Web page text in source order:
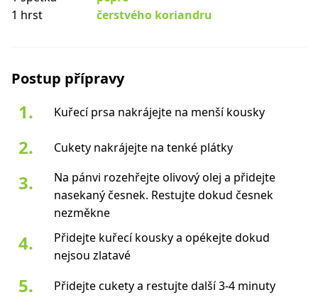
1 hrst
čerstvého koriandru
Postup přípravy
Kuřecí prsa nakrájejte na menší kousky
Cukety nakrájejte na tenké plátky
Na pánvi rozehřejte olivový olej a přidejte
nasekaný česnek. Restujte dokud česnek
nezměkne
Přidejte kuřecí kousky a opékejte dokud
nejsou zlatavé
Přidejte cukety a restujte další 3-4 minuty